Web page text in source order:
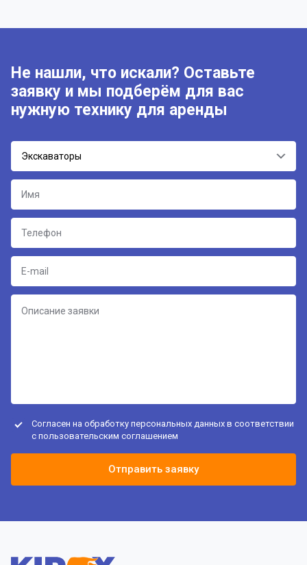
Не нашли, что искали? Оставьте
заявку и мы подберём для вас
нужную технику для аренды
Экскаваторы
Согласен на обработку персональных данных в соответствии
с пользовательским соглашением
Отправить заявку